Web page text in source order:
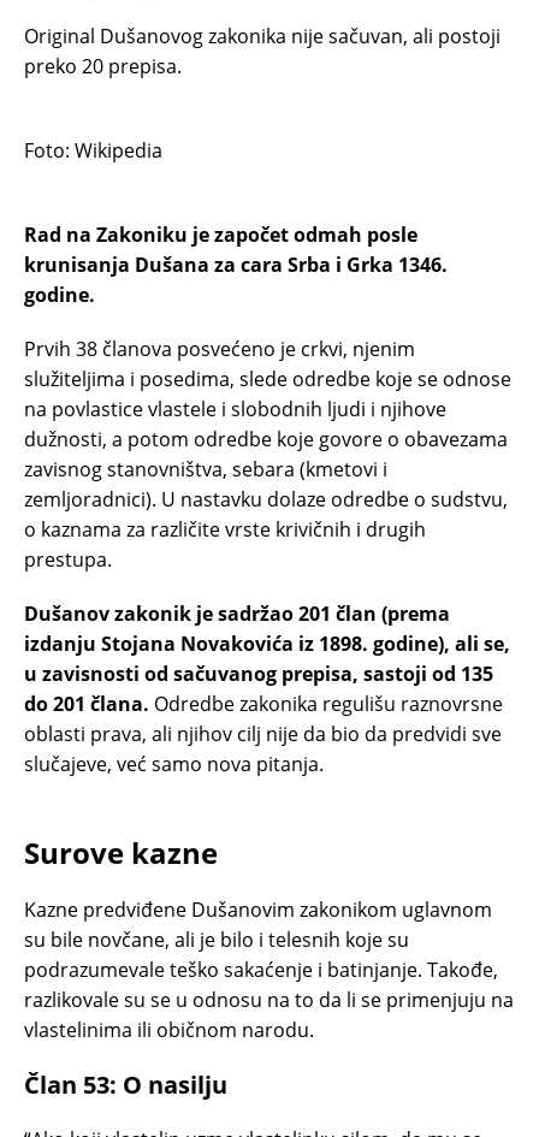
Original Dušanovog zakonika nije sačuvan, ali postoji
preko 20 prepisa.
Foto: Wikipedia
Rad na Zakoniku je započet odmah posle
krunisanja Dušana za cara Srba i Grka 1346.
godine.
Prvih 38 članova posvećeno je crkvi, njenim
služiteljima i posedima, slede odredbe koje se odnose
na povlastice vlastele i slobodnih ljudi i njihove
dužnosti, a potom odredbe koje govore o obavezama
zavisnog stanovništva, sebara (kmetovi i
zemljoradnici). U nastavku dolaze odredbe o sudstvu,
o kaznama za različite vrste krivičnih i drugih
prestupa.
Dušanov zakonik je sadržao 201 član (prema
izdanju Stojana Novakovića iz 1898. godine), ali se,
u zavisnosti od sačuvanog prepisa, sastoji od 135
do 201 člana. Odredbe zakonika regulišu raznovrsne
oblasti prava, ali njihov cilj nije da bio da predvidi sve
slučajeve, već samo nova pitanja.
Surove kazne
Kazne predviđene Dušanovim zakonikom uglavnom
su bile novčane, ali je bilo i telesnih koje su
podrazumevale teško sakaćenje i batinjanje. Takođe,
razlikovale su se u odnosu na to da li se primenjuju na
vlastelinima ili običnom narodu.
Član 53: O nasilju